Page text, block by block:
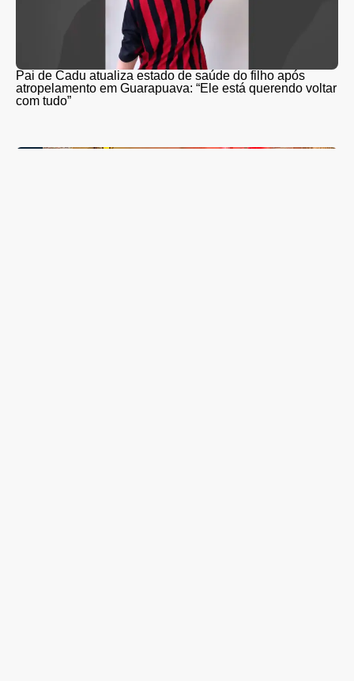
Pai de Cadu atualiza estado de saúde do filho após
atropelamento em Guarapuava: “Ele está querendo voltar
com tudo”